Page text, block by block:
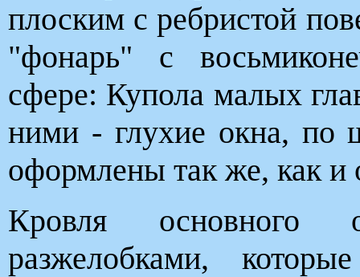
плоским с ребристой
"фонарь" с
сфере: Купола малых
ними - глухие окна, по
оформлены так же, как и
Кровля основного
разжелобками,